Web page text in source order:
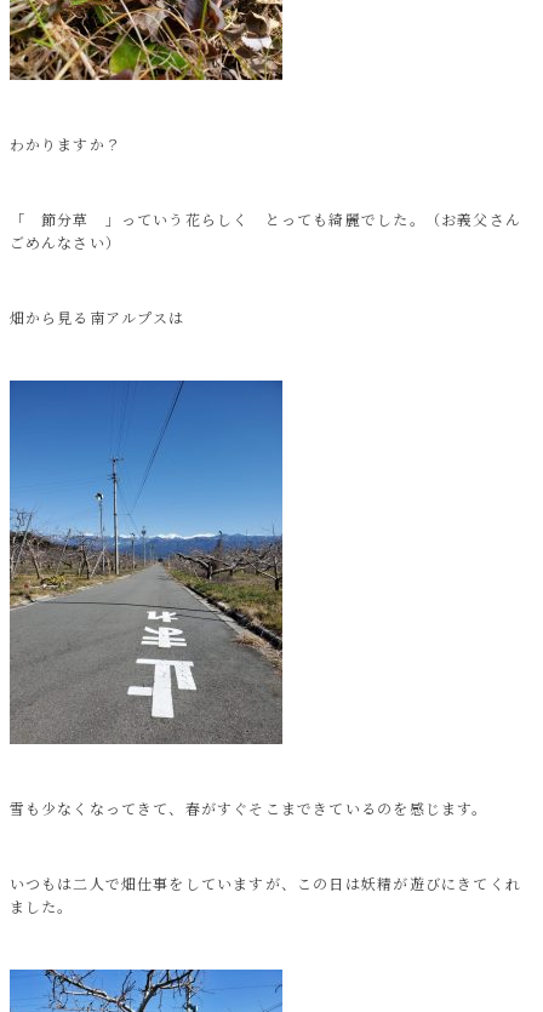
わかりますか？
「 節分草 」っていう花らしく とっても綺麗でした。（お義父さん
ごめんなさい）
畑から見る南アルプスは
雪も少なくなってきて、春がすぐそこまできているのを感じます。
いつもは二人で畑仕事をしていますが、この日は妖精が遊びにきてくれ
ました。